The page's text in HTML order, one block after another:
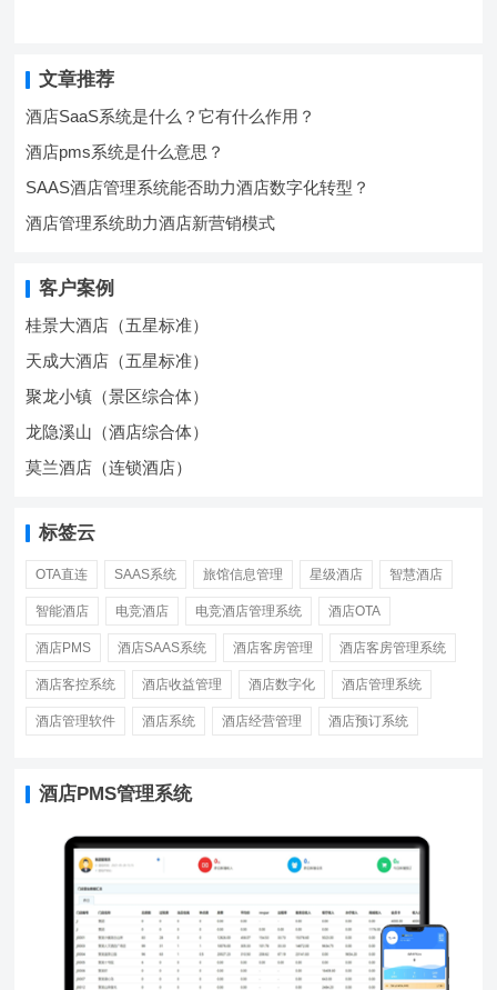
文章推荐
酒店SaaS系统是什么？它有什么作用？
酒店pms系统是什么意思？
SAAS酒店管理系统能否助力酒店数字化转型？
酒店管理系统助力酒店新营销模式
客户案例
桂景大酒店（五星标准）
天成大酒店（五星标准）
聚龙小镇（景区综合体）
龙隐溪山（酒店综合体）
莫兰酒店（连锁酒店）
标签云
OTA直连 SAAS系统 旅馆信息管理 星级酒店 智慧酒店
智能酒店 电竞酒店 电竞酒店管理系统 酒店OTA
酒店PMS 酒店SAAS系统 酒店客房管理 酒店客房管理系统
酒店客控系统 酒店收益管理 酒店数字化 酒店管理系统
酒店管理软件 酒店系统 酒店经营管理 酒店预订系统
酒店PMS管理系统